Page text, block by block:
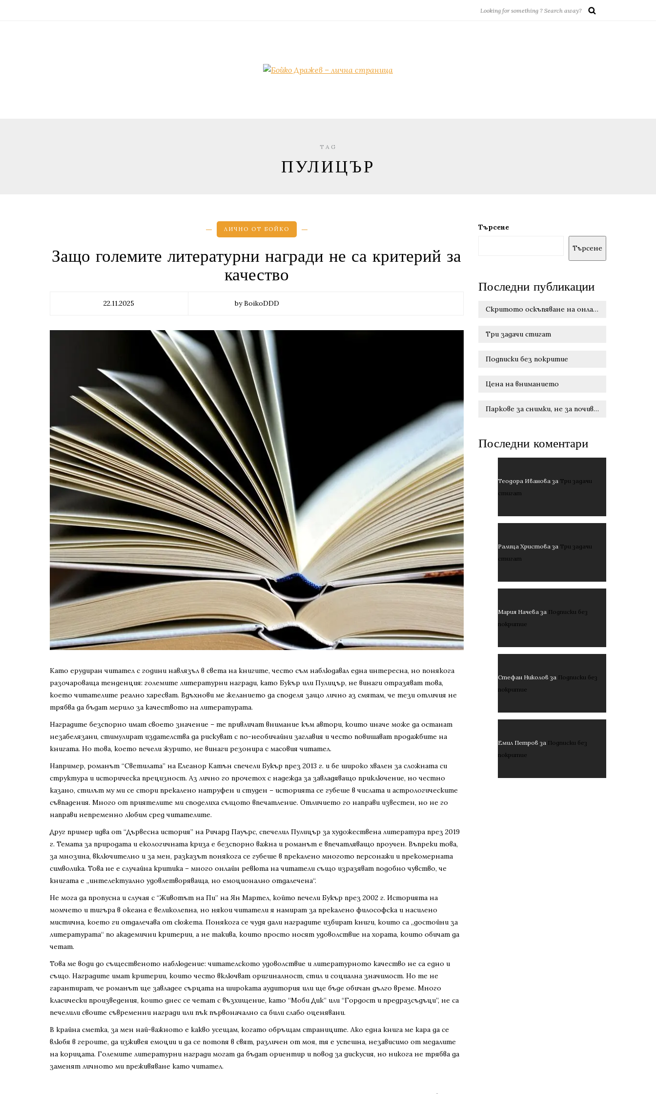
TAG
ПУЛИЦЪР
ЛИЧНО ОТ БОЙКО
Защо големите литературни награди не са критерий за
качество
22.11.2025 by BoikoDDD
Като ерудиран читател с години навлязъл в света на книгите, често съм наблюдавал една интересна, но понякога
разочароваща тенденция: големите литературни награди, като Букър или Пулицър, не винаги отразяват това,
което читателите реално харесват. Вдъхнови ме желанието да споделя защо лично аз смятам, че тези отличия не
трябва да бъдат мерило за качеството на литературата.
Наградите безспорно имат своето значение – те привличат внимание към автори, които иначе може да останат
незабелязани, стимулират издателства да рискуват с по-необичайни заглавия и често повишават продажбите на
книгата. Но това, което печели журито, не винаги резонира с масовия читател.
Например, романът “Светилата” на Елеанор Катън спечели Букър през 2013 г. и бе широко хвален за сложната си
структура и историческа прецизност. Аз лично го прочетох с надежда за завладяващо приключение, но честно
казано, стилът му ми се стори прекалено натруфен и студен – историята се губеше в числата и астрологическите
съвпадения. Много от приятелите ми споделиха същото впечатление. Отличието го направи известен, но не го
направи непременно любим сред читателите.
Друг пример идва от “Дървесна история” на Ричард Пауърс, спечелил Пулицър за художествена литература през 2019
г. Темата за природата и екологичната криза е безспорно важна и романът е впечатляващо проучен. Въпреки това,
за мнозина, включително и за мен, разказът понякога се губеше в прекалено многото персонажи и прекомерната
символика. Това не е случайна критика – много онлайн ревюта на читатели също изразяват подобно чувство, че
книгата е „интелектуално удовлетворяваща, но емоционално отдалечена“.
Не мога да пропусна и случая с “Животът на Пи” на Ян Мартел, който печели Букър през 2002 г. Историята на
момчето и тигъра в океана е великолепна, но някои читатели я намират за прекалено философска и насилено
мистична, което ги отдалечава от сюжета. Понякога се чудя дали наградите избират книги, които са „достойни за
литературата“ по академични критерии, а не такива, които просто носят удоволствие на хората, които обичат да
четат.
Това ме води до същественото наблюдение: читателското удоволствие и литературното качество не са едно и
също. Наградите имат критерии, които често включват оригиналност, стил и социална значимост. Но те не
гарантират, че романът ще завладее сърцата на широката аудитория или ще бъде обичан дълго време. Много
класически произведения, които днес се четат с възхищение, като “Моби Дик” или “Гордост и предразсъдъци”, не са
печелили своите съвременни награди или пък първоначално са били слабо оценявани.
В крайна сметка, за мен най-важното е какво усещам, когато обръщам страниците. Ако една книга ме кара да се
влюбя в героите, да изживея емоции и да се потопя в свят, различен от моя, тя е успешна, независимо от медалите
на корицата. Големите литературни награди могат да бъдат ориентир и повод за дискусия, но никога не трябва да
заменят личното ми преживяване като читател.
Търсене
Търсене
Последни публикации
Скритото оскъпяване на онлайн удобството
Три задачи стигат
Подписки без покритие
Цена на вниманието
Паркове за снимки, не за почивка
Последни коментари
Теодора Ивановаза Три задачи
стигат
Ралица Христоваза Три задачи
стигат
Мария Начеваза Подписки без
покритие
Стефан Николов за Подписки без
покритие
Емил Петров за Подписки без
покритие